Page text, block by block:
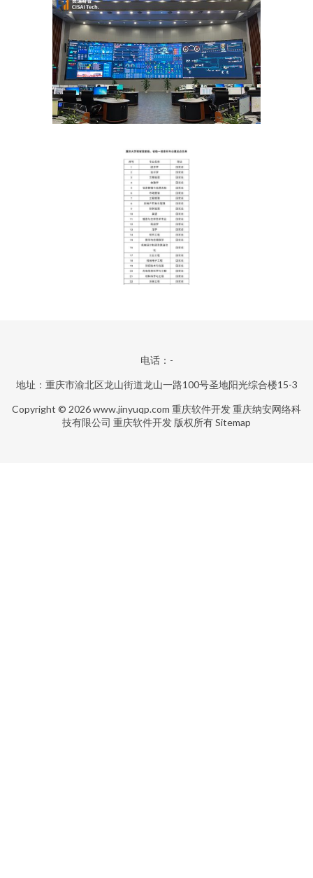
电话：-
地址：重庆市渝北区龙山街道龙山一路100号圣地阳光综合楼15-3
Copyright © 2026www.jinyuqp.com 重庆软件开发重庆纳安网络科
技有限公司 重庆软件开发 版权所有Sitemap